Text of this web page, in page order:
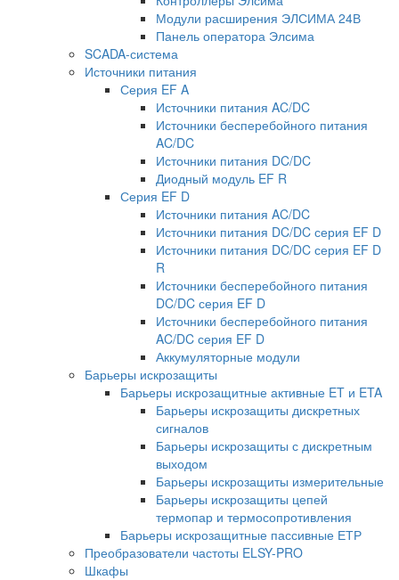
Модули расширения ЭЛСИМА 24В
Панель оператора Элсима
SCADA-система
Источники питания
Серия EF A
Источники питания AC/DC
Источники бесперебойного питания
AC/DC
Источники питания DC/DC
Диодный модуль EF R
Серия EF D
Источники питания AC/DC
Источники питания DC/DC серия EF D
Источники питания DC/DC серия EF D
R
Источники бесперебойного питания
DC/DC серия EF D
Источники бесперебойного питания
AC/DC серия EF D
Аккумуляторные модули
Барьеры искрозащиты
Барьеры искрозащитные активные ET и ETA
Барьеры искрозащиты дискретных
сигналов
Барьеры искрозащиты с дискретным
выходом
Барьеры искрозащиты измерительные
Барьеры искрозащиты цепей
термопар и термосопротивления
Барьеры искрозащитные пассивные ЕТР
Преобразователи частоты ELSY-PRO
Шкафы